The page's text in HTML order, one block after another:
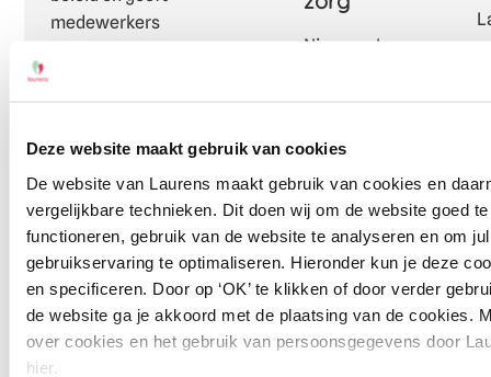
Deze website maakt gebruik van cookies
De website van Laurens maakt gebruik van cookies en
vergelijkbare technieken. Dit doen wij om de website goed
functioneren, gebruik van de website te analyseren en om
gebruikservaring te optimaliseren. Hieronder kun je deze
en specificeren. Door op ‘OK’ te klikken of door verder
de website ga je akkoord met de plaatsing van de cookies.
over cookies en het gebruik van persoonsgegevens door
hier.
medewerkers
Nina van Loon
domein Wonen
met zorg